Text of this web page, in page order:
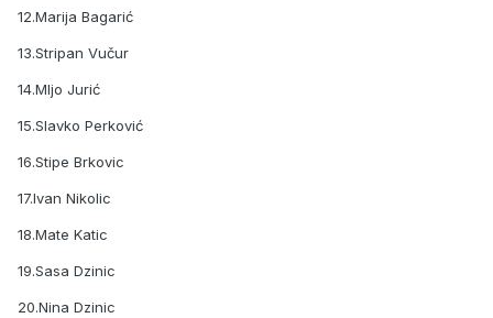
12.Marija Bagarić
13.Stripan Vučur
14.MIjo Jurić
15.Slavko Perković
16.Stipe Brkovic
17.Ivan Nikolic
18.Mate Katic
19.Sasa Dzinic
20.Nina Dzinic